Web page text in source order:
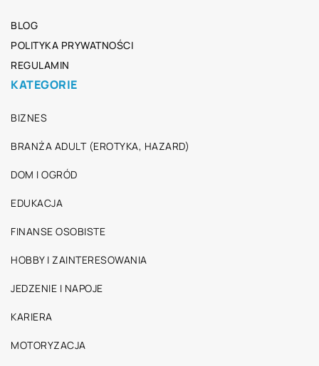
BLOG
POLITYKA PRYWATNOŚCI
REGULAMIN
KATEGORIE
BIZNES
BRANŻA ADULT (EROTYKA, HAZARD)
DOM I OGRÓD
EDUKACJA
FINANSE OSOBISTE
HOBBY I ZAINTERESOWANIA
JEDZENIE I NAPOJE
KARIERA
MOTORYZACJA